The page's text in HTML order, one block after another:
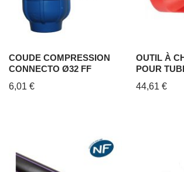
COUDE COMPRESSION
CONNECTO Ø32 FF
6,01 €
OUTIL À
POUR
44,61€